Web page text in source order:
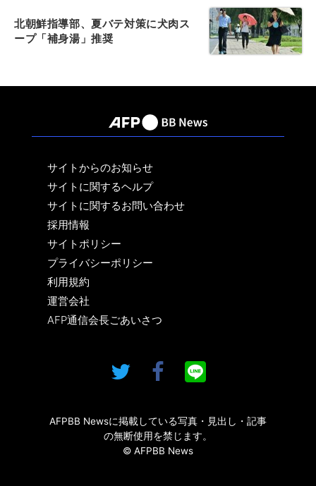
北朝鮮指導部、夏バテ対策に犬肉ス
ープ「補身湯」推奨
サイトからのお知らせ
サイトに関するヘルプ
サイトに関するお問い合わせ
採用情報
サイトポリシー
プライバシーポリシー
利用規約
運営会社
AFP通信会長ごあいさつ
AFPBB Newsに掲載している写真・見出し・記事
の無断使用を禁じます。
© AFPBB News